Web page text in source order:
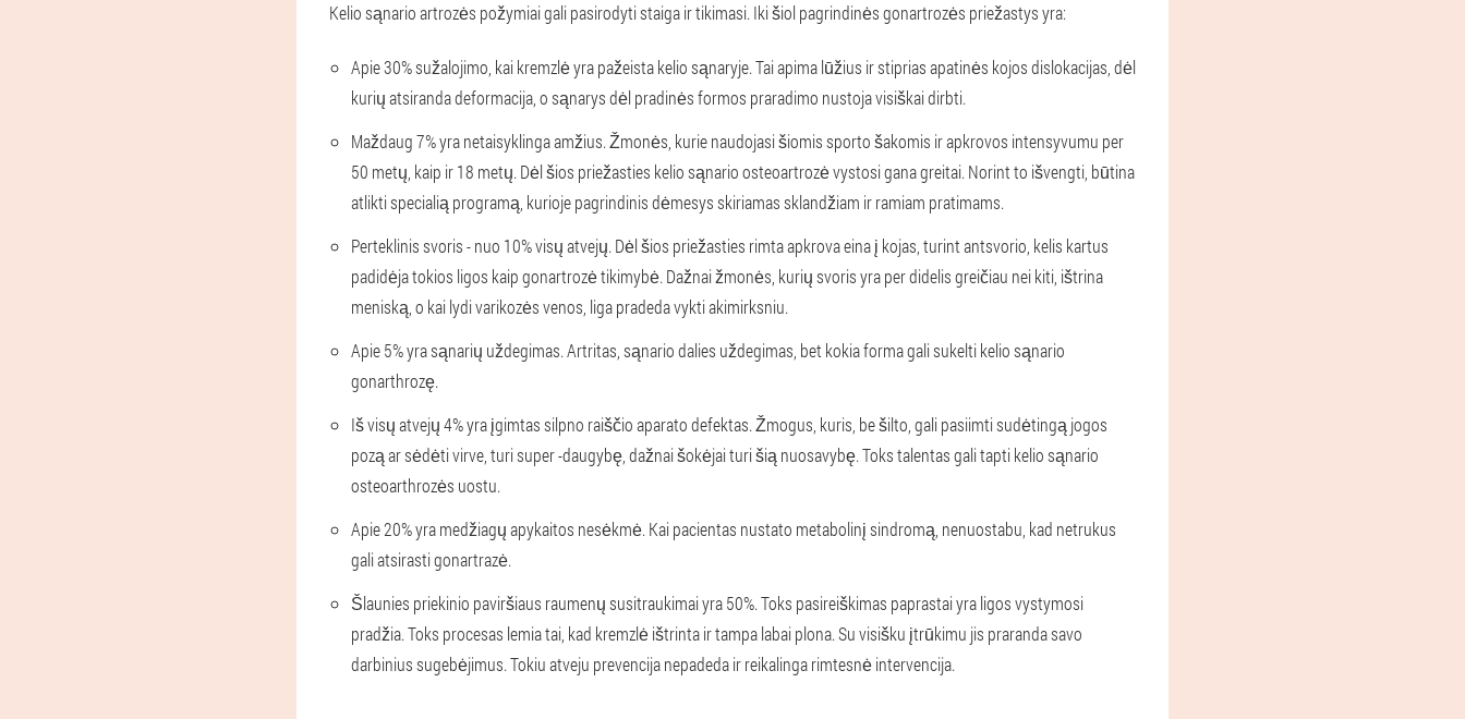
Kelio sąnario artrozės požymiai gali pasirodyti staiga ir tikimasi. Iki šiol pagrindinės gonartrozės priežastys yra:
Apie 30% sužalojimo, kai kremzlė yra pažeista kelio sąnaryje. Tai apima lūžius ir stiprias apatinės kojos dislokacijas, dėl
kurių atsiranda deformacija, o sąnarys dėl pradinės formos praradimo nustoja visiškai dirbti.
Maždaug 7% yra netaisyklinga amžius. Žmonės, kurie naudojasi šiomis sporto šakomis ir apkrovos intensyvumu per
50 metų, kaip ir 18 metų. Dėl šios priežasties kelio sąnario osteoartrozė vystosi gana greitai. Norint to išvengti, būtina
atlikti specialią programą, kurioje pagrindinis dėmesys skiriamas sklandžiam ir ramiam pratimams.
Perteklinis svoris - nuo 10% visų atvejų. Dėl šios priežasties rimta apkrova eina į kojas, turint antsvorio, kelis kartus
padidėja tokios ligos kaip gonartrozė tikimybė. Dažnai žmonės, kurių svoris yra per didelis greičiau nei kiti, ištrina
meniską, o kai lydi varikozės venos, liga pradeda vykti akimirksniu.
Apie 5% yra sąnarių uždegimas. Artritas, sąnario dalies uždegimas, bet kokia forma gali sukelti kelio sąnario
gonarthrozę.
Iš visų atvejų 4% yra įgimtas silpno raiščio aparato defektas. Žmogus, kuris, be šilto, gali pasiimti sudėtingą jogos
pozą ar sėdėti virve, turi super -daugybę, dažnai šokėjai turi šią nuosavybę. Toks talentas gali tapti kelio sąnario
osteoarthrozės uostu.
Apie 20% yra medžiagų apykaitos nesėkmė. Kai pacientas nustato metabolinį sindromą, nenuostabu, kad netrukus
gali atsirasti gonartrazė.
Šlaunies priekinio paviršiaus raumenų susitraukimai yra 50%. Toks pasireiškimas paprastai yra ligos vystymosi
pradžia. Toks procesas lemia tai, kad kremzlė ištrinta ir tampa labai plona. Su visišku įtrūkimu jis praranda savo
darbinius sugebėjimus. Tokiu atveju prevencija nepadeda ir reikalinga rimtesnė intervencija.